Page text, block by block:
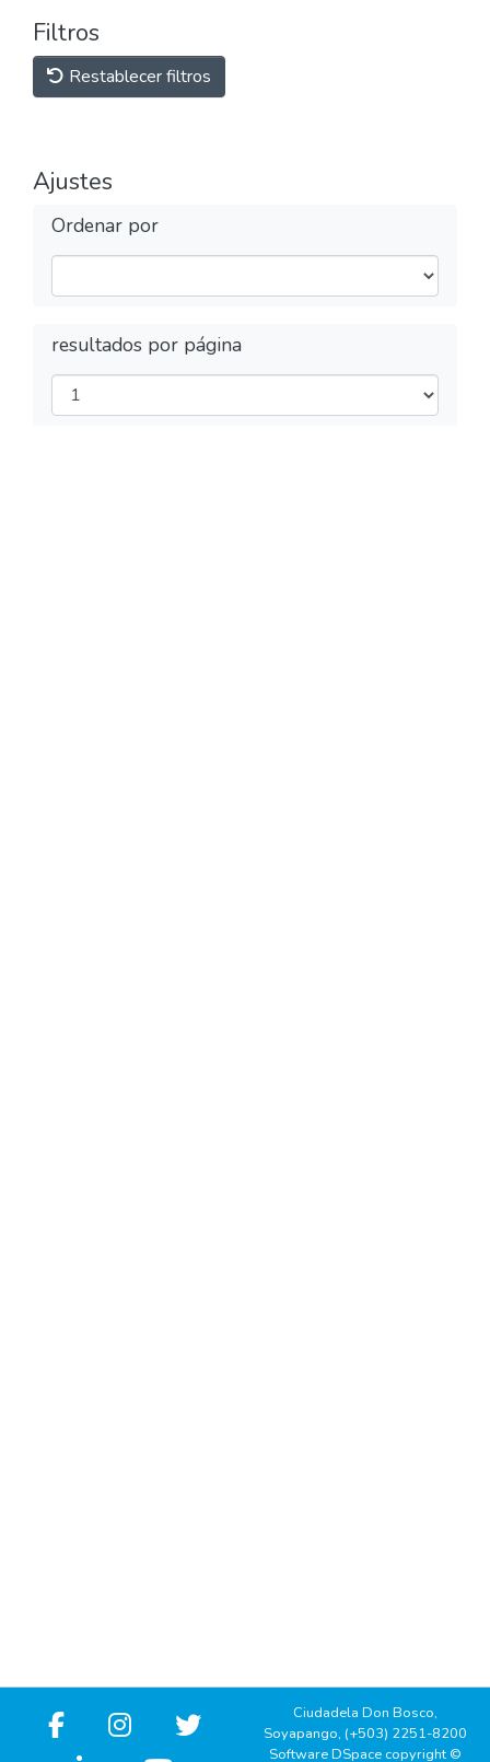
Filtros
Restablecer filtros
Ajustes
Ordenar por
resultados por página
Ciudadela Don Bosco,
Soyapango, (+503) 2251-8200
Software DSpace copyright ©